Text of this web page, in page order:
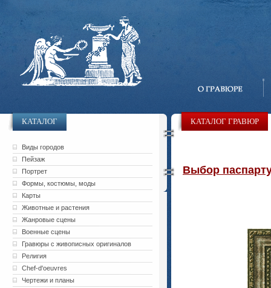
КАТАЛОГ
Виды городов
Пейзаж
Портрет
Формы, костюмы, моды
Карты
Животные и растения
Жанровые сцены
Военные сцены
Гравюры с живописных оригиналов
Религия
Chef-d'oeuvres
Чертежи и планы
КАТАЛОГ ГРАВЮР
Выбор